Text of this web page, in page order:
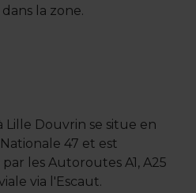
la zone.
Douvrin se situe en
47 et est
les Autoroutes A1, A25
via l'Escaut.